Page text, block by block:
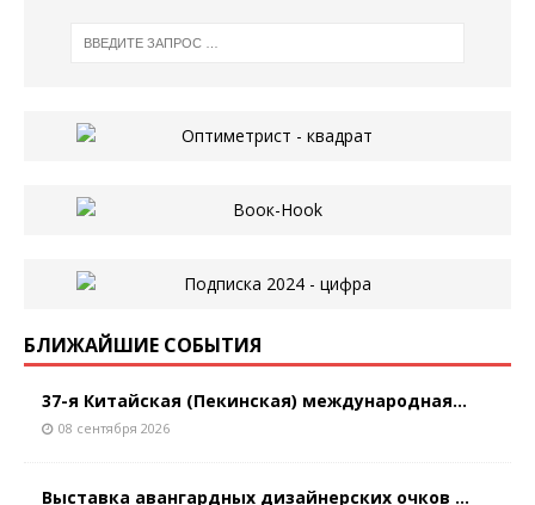
БЛИЖАЙШИЕ СОБЫТИЯ
37-я Китайская (Пекинская) международная...
08 сентября 2026
Выставка авангардных дизайнерских очков ...